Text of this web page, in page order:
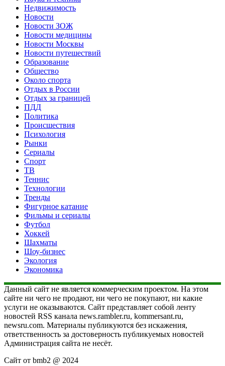
Недвижимость
Новости
Новости ЗОЖ
Новости медицины
Новости Москвы
Новости путешествий
Образование
Общество
Около спорта
Отдых в России
Отдых за границей
ПДД
Политика
Происшествия
Психология
Рынки
Сериалы
Спорт
ТВ
Теннис
Технологии
Тренды
Фигурное катание
Фильмы и сериалы
Футбол
Хоккей
Шахматы
Шоу-бизнес
Экология
Экономика
Данный сайт не является коммерческим проектом. На этом
сайте ни чего не продают, ни чего не покупают, ни какие
услуги не оказываются. Сайт представляет собой ленту
новостей RSS канала news.rambler.ru, kommersant.ru,
newsru.com. Материалы публикуются без искажения,
ответственность за достоверность публикуемых новостей
Администрация сайта не несёт.
Сайт от bmb2 @ 2024